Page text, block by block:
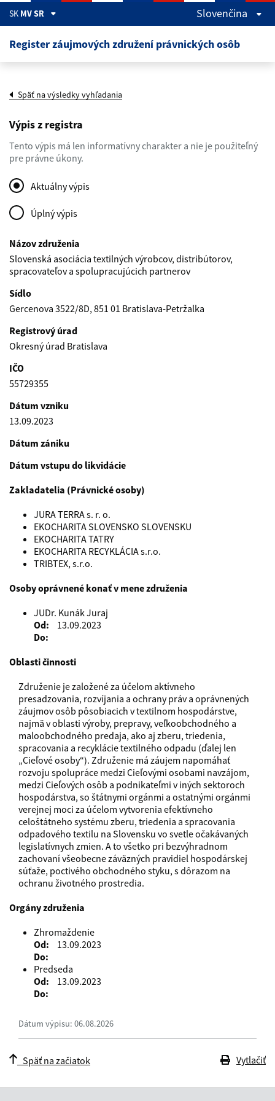
Preskočiť na hlavný obsah
SK MV SR Slovenčina
Register záujmových združení právnických osôb
Späť na výsledky vyhľadania
Výpis z registra
Tento výpis má len informatívny charakter a nie je použiteľný
pre právne úkony.
Aktuálny výpis
Úplný výpis
Názov združenia
Slovenská asociácia textilných výrobcov, distribútorov,
spracovateľov a spolupracujúcich partnerov
Sídlo
Gercenova 3522/8D, 851 01 Bratislava-Petržalka
Registrový úrad
Okresný úrad Bratislava
IČO
55729355
Dátum vzniku
13.09.2023
Dátum zániku
Dátum vstupu do likvidácie
Zakladatelia (Právnické osoby)
JURA TERRA s. r. o.
EKOCHARITA SLOVENSKO SLOVENSKU
EKOCHARITA TATRY
EKOCHARITA RECYKLÁCIA s.r.o.
TRIBTEX, s.r.o.
Osoby oprávnené konať v mene združenia
JUDr. Kunák Juraj
Od
13.09.2023
Do
Oblasti činnosti
Združenie je založené za účelom aktívneho
presadzovania, rozvíjania a ochrany práv a oprávnených
záujmov osôb pôsobiacich v textilnom hospodárstve,
najmä v oblasti výroby, prepravy, veľkoobchodného a
maloobchodného predaja, ako aj zberu, triedenia,
spracovania a recyklácie textilného odpadu (ďalej len
„Cieľové osoby“). Združenie má záujem napomáhať
rozvoju spolupráce medzi Cieľovými osobami navzájom,
medzi Cieľových osôb a podnikateľmi v iných sektoroch
hospodárstva, so štátnymi orgánmi a ostatnými orgánmi
verejnej moci za účelom vytvorenia efektívneho
celoštátneho systému zberu, triedenia a spracovania
odpadového textilu na Slovensku vo svetle očakávaných
legislatívnych zmien. A to všetko pri bezvýhradnom
zachovaní všeobecne záväzných pravidiel hospodárskej
súťaže, poctivého obchodného styku, s dôrazom na
ochranu životného prostredia.
Orgány združenia
Zhromaždenie
Od
13.09.2023
Do
Predseda
Od
13.09.2023
Do
Dátum výpisu: 06.08.2026
Späť na začiatok Vytlačiť